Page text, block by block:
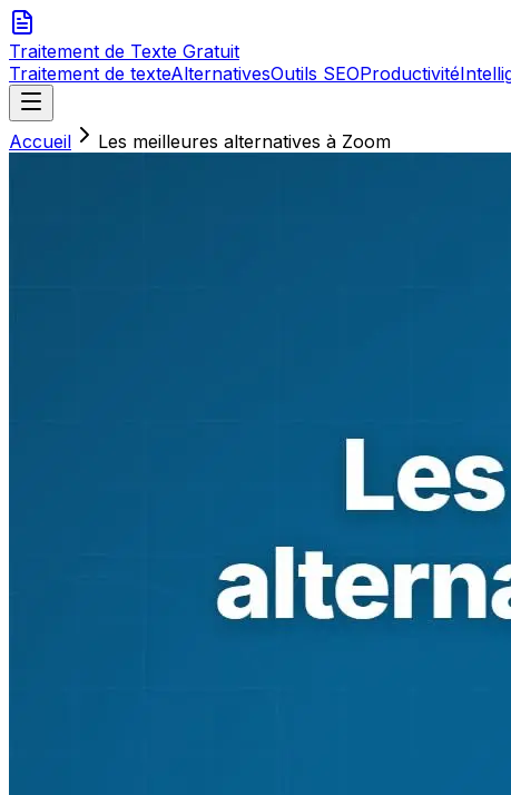
Traitement de Texte Gratuit
Traitement de texteAlternativesOutils SEOProductivité
Accueil Les meilleures alternatives à Zoom